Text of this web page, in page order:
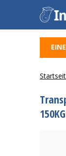
150KG